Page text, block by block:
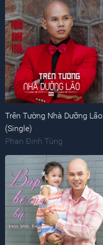
Trên Tường Nhà Dưỡng Lão
(Single)
Phan Đinh Tùng